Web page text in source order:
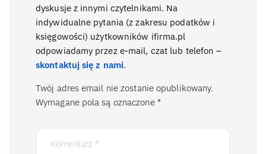
dyskusje z innymi czytelnikami. Na
indywidualne pytania (z zakresu podatków i
księgowości) użytkowników ifirma.pl
odpowiadamy przez e-mail, czat lub telefon –
skontaktuj się z nami.
Twój adres email nie zostanie opublikowany.
Wymagane pola są oznaczone *